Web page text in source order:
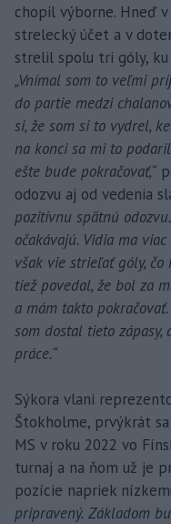
chopil výborne. Hneď
strelecký účet a v
strelil spolu tri góly,
„Vnímal som to veľmi
do partie medzi
si, že som si to vydrel,
na konci sa mi to
ešte bude pokračovať,“
odozvu aj od vedenia
pozitívnu spätnú
očakávajú. Vidia ma
však vie strieľať góly,
tiež povedal, že bol za
a mám takto
som dostal tieto
práce.“
Sýkora vlani
Štokholme, prvýkrát
MS v roku 2022 vo
turnaj a na ňom už je
pozície napriek
pripravený. Základom